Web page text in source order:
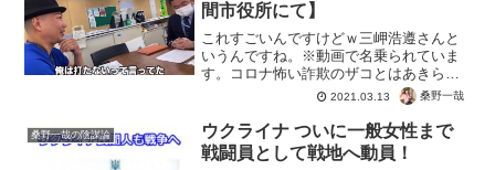
間市役所にて】
これすごいんですけどｗ三岬浩遵さんと
いうんですね。※動画で名乗られていま
す。コロナ怖い詐欺のザコとはあきらか
に違う。市民でもきちんと法律に基づい
て対抗策があるとは。ワクチンビジネス
をやってる連中にとっては、ちょっとや
っかいかもしれませんね。...
2021.03.13 桑野一哉
桑野一哉の陰謀論
ウクライナ ついに一般女性まで
戦闘員として戦地へ動員！